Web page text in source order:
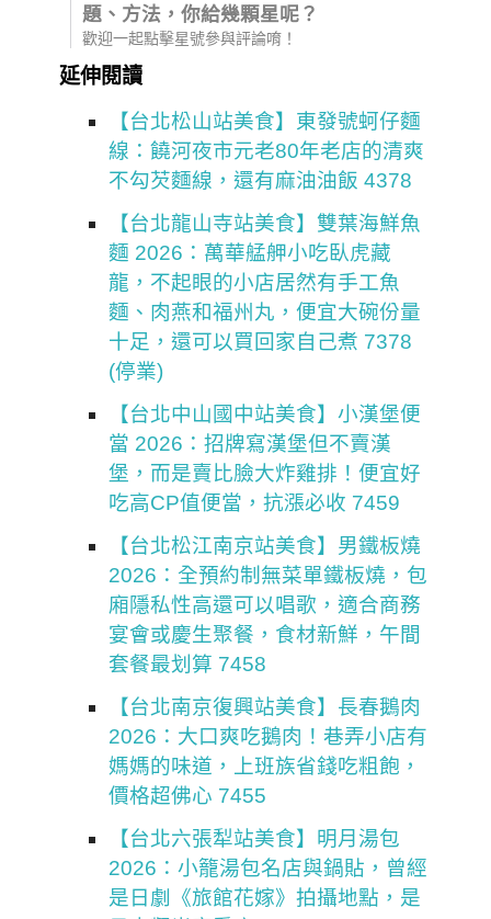
題、方法，你給幾顆星呢？
歡迎一起點擊星號參與評論唷！
延伸閱讀
【台北松山站美食】東發號蚵仔麵
線：饒河夜市元老80年老店的清爽
不勾芡麵線，還有麻油油飯 4378
【台北龍山寺站美食】雙葉海鮮魚
麵 2026：萬華艋舺小吃臥虎藏
龍，不起眼的小店居然有手工魚
麵、肉燕和福州丸，便宜大碗份量
十足，還可以買回家自己煮 7378
(停業)
【台北中山國中站美食】小漢堡便
當 2026：招牌寫漢堡但不賣漢
堡，而是賣比臉大炸雞排！便宜好
吃高CP值便當，抗漲必收 7459
【台北松江南京站美食】男鐵板燒
2026：全預約制無菜單鐵板燒，包
廂隱私性高還可以唱歌，適合商務
宴會或慶生聚餐，食材新鮮，午間
套餐最划算 7458
【台北南京復興站美食】長春鵝肉
2026：大口爽吃鵝肉！巷弄小店有
媽媽的味道，上班族省錢吃粗飽，
價格超佛心 7455
【台北六張犁站美食】明月湯包
2026：小籠湯包名店與鍋貼，曾經
是日劇《旅館花嫁》拍攝地點，是